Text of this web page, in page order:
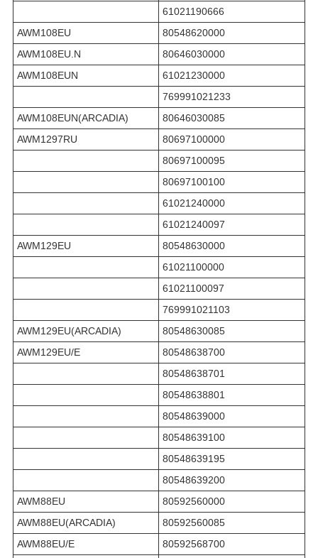
61021190666
AWM108EU
80548620000
AWM108EU.N
80646030000
AWM108EUN
61021230000
769991021233
AWM108EUN(ARCADIA)
80646030085
AWM1297RU
80697100000
80697100095
80697100100
61021240000
61021240097
AWM129EU
80548630000
61021100000
61021100097
769991021103
AWM129EU(ARCADIA)
80548630085
AWM129EU/E
80548638700
80548638701
80548638801
80548639000
80548639100
80548639195
80548639200
AWM88EU
80592560000
AWM88EU(ARCADIA)
80592560085
AWM88EU/E
80592568700